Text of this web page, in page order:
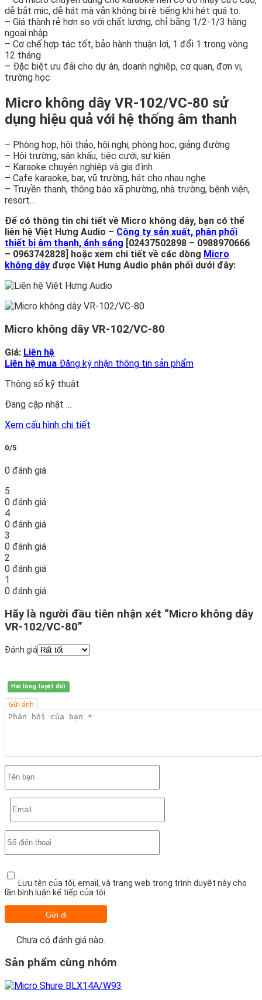
dễ bắt mic, dễ hát mà vẫn không bị rè tiếng khi hét quá to.
– Giá thành rẻ hơn so với chất lượng, chỉ bằng 1/2-1/3 hàng
ngoại nhập
– Cơ chế hợp tác tốt, bảo hành thuận lợi, 1 đổi 1 trong vòng
12 tháng
– Đặc biệt ưu đãi cho dự án, doanh nghiệp, cơ quan, đơn vị,
trường học
Micro không dây VR-102/VC-80 sử
dụng hiệu quả với hệ thống âm thanh
– Phòng họp, hội thảo, hội nghị, phòng học, giảng đường
– Hội trường, sân khấu, tiệc cưới, sự kiện
– Karaoke chuyên nghiệp và gia đình
– Cafe karaoke, bar, vũ trường, hát cho nhau nghe
– Truyền thanh, thông báo xã phường, nhà trường, bệnh viện,
resort…
Để có thông tin chi tiết về Micro không dây, bạn có thể
liên hệ Việt Hưng Audio – Công ty sản xuất, phân phối
thiết bị âm thanh, ánh sáng [02437502898 – 0988970666
– 0963742828] hoặc xem chi tiết về các dòng Micro
không dây được Việt Hưng Audio phân phối dưới đây:
Micro không dây VR-102/VC-80
Giá: Liên hệ
Liên hệ mua Đăng ký nhận thông tin sản phẩm
Thông số kỹ thuật
Đang cập nhật ...
Xem cấu hình chi tiết
0/5
0 đánh giá
5
0 đánh giá
4
0 đánh giá
3
0 đánh giá
2
0 đánh giá
1
0 đánh giá
Hãy là người đầu tiên nhận xét “Micro không dây
VR-102/VC-80”
Đánh giá
Hài lòng tuyệt đối
Gửi ảnh
Lưu tên của tôi, email, và trang web trong trình duyệt này cho
lần bình luận kế tiếp của tôi.
Chưa có đánh giá nào.
Sản phẩm cùng nhóm